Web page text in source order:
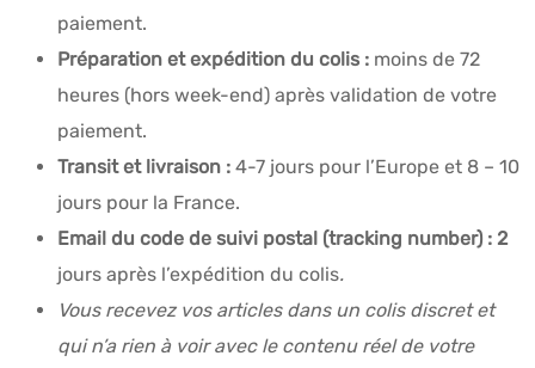
paiement.
Préparation et expédition du colis : moins de 72
heures (hors week-end) après validation de votre
paiement.
Transit et livraison : 4-7 jours pour l’Europe et 8 – 10
jours pour la France.
Email du code de suivi postal (tracking number) : 2
jours après l’expédition du colis.
Vous recevez vos articles dans un colis discret et
qui n’a rien à voir avec le contenu réel de votre